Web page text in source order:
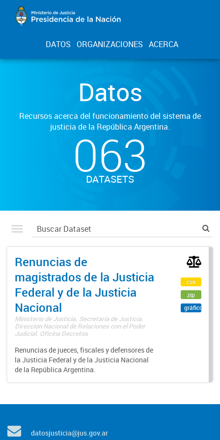
DATOS ORGANIZACIONES ACERCA
Datos
Recursos acerca del funcionamiento del sistema de
justicia de la República Argentina.
063
DATASETS
Renuncias de
magistrados de la Justicia
Federal y de la Justicia
Nacional
Ministerio de Justicia. Secretaría de Justicia.
Dirección Nacional de Relaciones con el Poder
Judicial. Oficina Decretos
Renuncias de jueces, fiscales y defensores de
la Justicia Federal y de la Justicia Nacional
de la República Argentina.
csv
zip
gráfico
datosjusticia@jus.gov.ar